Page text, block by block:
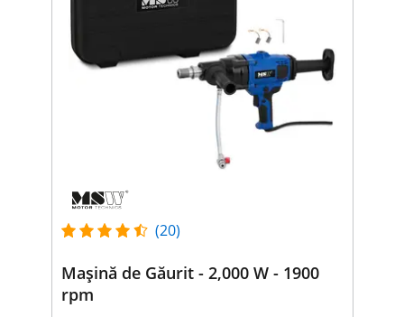
(20)
Mașină de Găurit - 2,000 W - 1900
rpm